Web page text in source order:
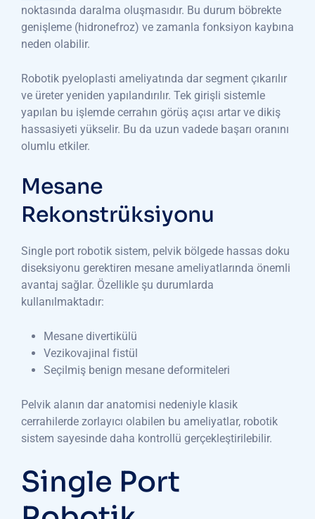
noktasında daralma oluşmasıdır. Bu durum böbrekte
genişleme (hidronefroz) ve zamanla fonksiyon kaybına
neden olabilir.
Robotik pyeloplasti ameliyatında dar segment çıkarılır
ve üreter yeniden yapılandırılır. Tek girişli sistemle
yapılan bu işlemde cerrahın görüş açısı artar ve dikiş
hassasiyeti yükselir. Bu da uzun vadede başarı oranını
olumlu etkiler.
Mesane
Rekonstrüksiyonu
Single port robotik sistem, pelvik bölgede hassas doku
diseksiyonu gerektiren mesane ameliyatlarında önemli
avantaj sağlar. Özellikle şu durumlarda
kullanılmaktadır:
Mesane divertikülü
Vezikovajinal fistül
Seçilmiş benign mesane deformiteleri
Pelvik alanın dar anatomisi nedeniyle klasik
cerrahilerde zorlayıcı olabilen bu ameliyatlar, robotik
sistem sayesinde daha kontrollü gerçekleştirilebilir.
Single Port